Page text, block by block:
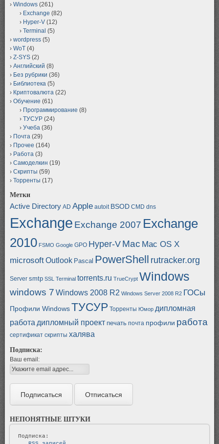
Windows (261)
Exchange (82)
Hyper-V (12)
Terminal (5)
wordpress (5)
WoT (4)
Z-SYS (2)
Английский (8)
Без рубрики (36)
Библиотека (5)
Криптовалюта (22)
Обучение (61)
Программирование (8)
ТУСУР (24)
Учеба (36)
Почта (29)
Прочее (164)
Работа (3)
Самоделкин (19)
Скрипты (59)
Торренты (17)
Метки
Active Directory AD Apple autoit BSOD CMD dns
Exchange Exchange 2007 Exchange
2010 FSMO Google GPO Hyper-V Mac Mac OS X
microsoftOutlook Pascal PowerShell rutracker.org
Server smtp SSL Terminal torrents.ru TrueCrypt Windows
windows 7 Windows 2008 R2 Windows Server 2008 R2 ГОСы
Профили WindowsТУСУР Торренты Юмор дипломная
работа дипломный проект печать почта профили работа
сертификат скрипты халява
Подписка:
Ваш email:
НЕПОНЯТНЫЕ ШТУКИ